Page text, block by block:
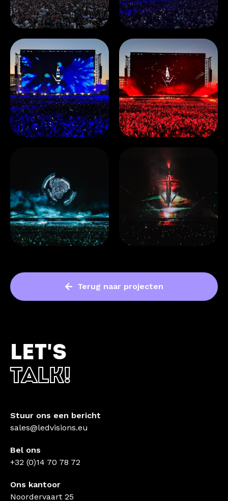
Terug naar projecten
LET'S
TALK!
Stuur ons een bericht
sales@ledvisions.eu
Bel ons
+32 (0)14 70 78 72
Ons kantoor
Noordervaart 25